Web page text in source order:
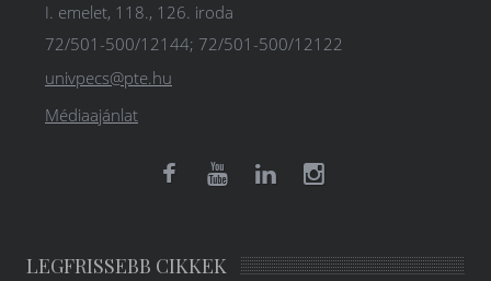
I. emelet, 118., 126. iroda
72/501-500/12144; 72/501-500/12122
univpecs@pte.hu
Médiaajánlat
LEGFRISSEBB CIKKEK